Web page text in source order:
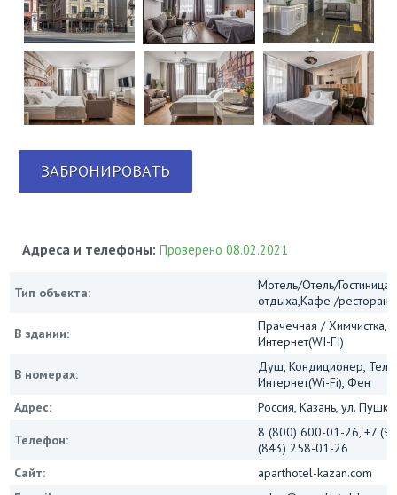
ЗАБРОНИРОВАТЬ
Адреса и телефоны:Проверено 08.02.2021
Тип объекта:
Мотель/Отель/
отдыха,Кафе /рестораны
В здании:
Прачечная / Химчистка,
Интернет(WI-FI)
В номерах:
Душ, Кондиционер,
Интернет(Wi-Fi), Фен
Адрес:
Россия, Казань, ул.
Телефон:
8 (800) 600-01-26, +7
(843) 258-01-26
Сайт:
aparthotel-kazan.com